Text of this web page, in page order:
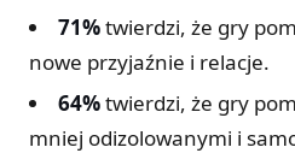
71%twierdzi, że gry
nowe przyjaźnie i relacje.
64%twierdzi, że gry
mniej odizolowanymi i